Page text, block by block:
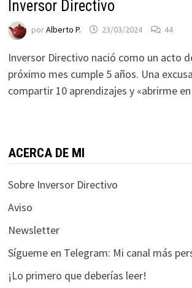
Inversor Directivo
porAlberto P. 23/03/2024 44
Inversor Directivo nació como un acto
próximo mes cumple 5 años. Una
compartir 10 aprendizajes y «abrirme
ACERCA DE MI
Sobre Inversor Directivo
Aviso
Newsletter
Sígueme en Telegram: Mi canal más
¡Lo primero que deberías leer!
Necesarias
Estas
cookies no
son
opcionales.
Son
web.
Estadísticas
Para que
mejorar la
funcionalidad
de la web, en